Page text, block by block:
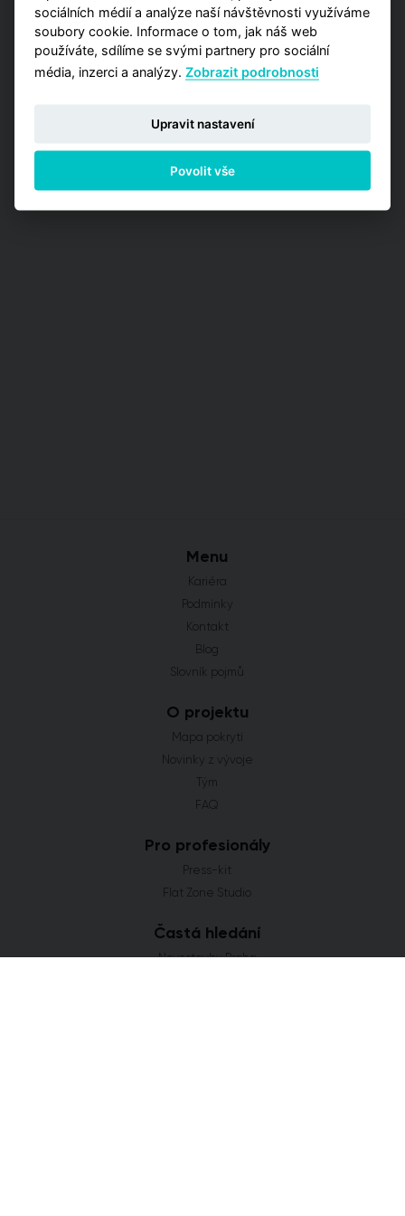
Menu
Kariéra
Podmínky
Kontakt
Blog
Slovník pojmů
O projektu
Mapa pokrytí
Novinky z vývoje
Tým
FAQ
Pro profesionály
Press-kit
Flat Zone Studio
Častá hledání
Novostavby Praha
sociálních médií a analýze naší návštěvnosti využíváme
soubory cookie. Informace o tom, jak náš web
používáte, sdílíme se svými partnery pro sociální
média, inzerci a analýzy.Zobrazit podrobnosti
Upravit nastavení
Povolit vše